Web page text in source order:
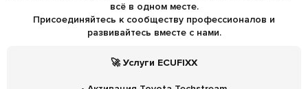
всё в одном месте.
Присоединяйтесь к сообществу профессионалов и
развивайтесь вместе с нами.
🚀 Услуги ECUFIXX